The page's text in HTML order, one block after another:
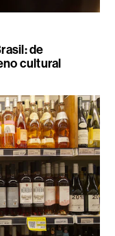
de
cultural